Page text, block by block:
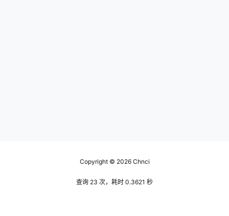
Copyright © 2026Chnci
查询 23 次，耗时 0.3621 秒